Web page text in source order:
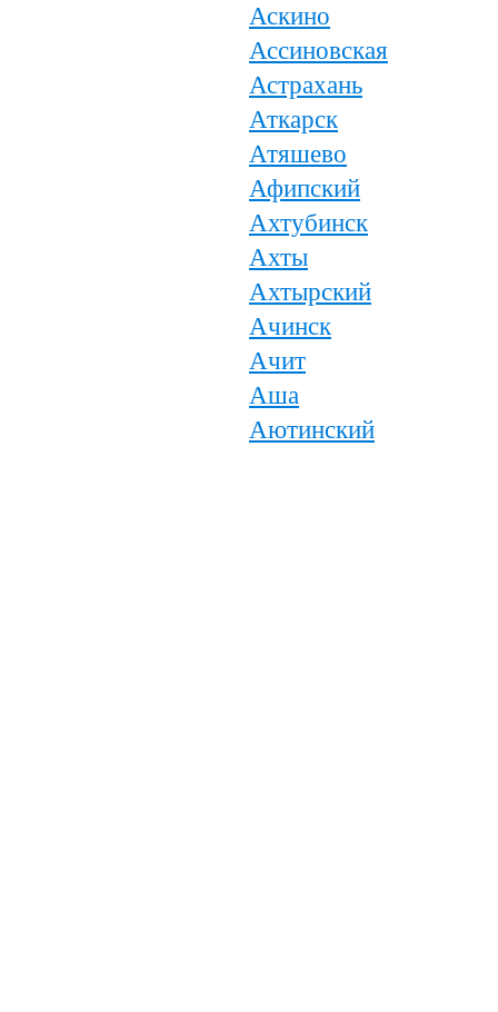
Аскино
Ассиновская
Астрахань
Аткарск
Атяшево
Афипский
Ахтубинск
Ахты
Ахтырский
Ачинск
Ачит
Аша
Аютинский